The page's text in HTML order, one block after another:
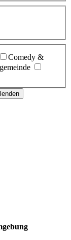
Comedy &